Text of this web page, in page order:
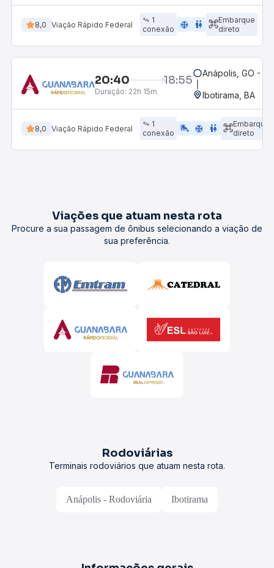
8,0 Viação Rápido Federal
1
conexão
ac_unit wc
Embarque
direto
20:40 18:55
Duração: 22h 15m
Anápolis, GO -
Ibotirama, BA
8,0 Viação Rápido Federal
1
conexão
airline_seat_legroom_extra ac_unit wc
Embarque
direto
Viações que atuam nesta rota
Procure a sua passagem de ônibus selecionando a viação de
sua preferência.
Rodoviárias
Terminais rodoviários que atuam nesta rota.
Anápolis - Rodoviária Ibotirama